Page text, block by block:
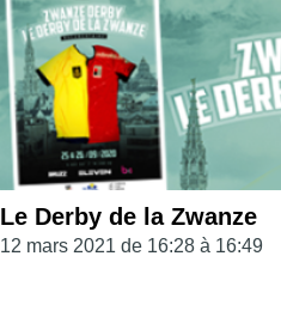
Le Derby de la Zwanze
12 mars 2021 de 16:28 à 16:49